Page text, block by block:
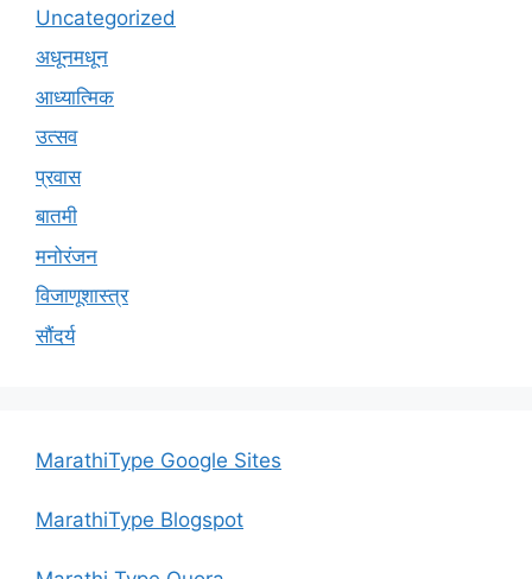
Uncategorized
अधूनमधून
आध्यात्मिक
उत्सव
प्रवास
बातमी
मनोरंजन
विजाणूशास्त्र
सौंदर्य
MarathiType Google Sites
MarathiType Blogspot